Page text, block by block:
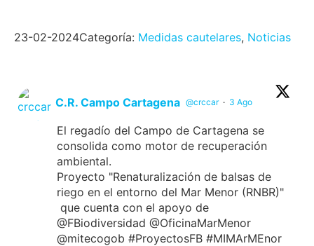
23-02-2024Categoría: Medidas cautelares, Noticias
C.R. Campo Cartagena @crccar · 3 Ago
El regadío del Campo de Cartagena se
consolida como motor de recuperación
ambiental.
Proyecto "Renaturalización de balsas de
riego en el entorno del Mar Menor (RNBR)"
que cuenta con el apoyo de
@FBiodiversidad @OficinaMarMenor
@mitecogob #ProyectosFB #MIMArMEnor